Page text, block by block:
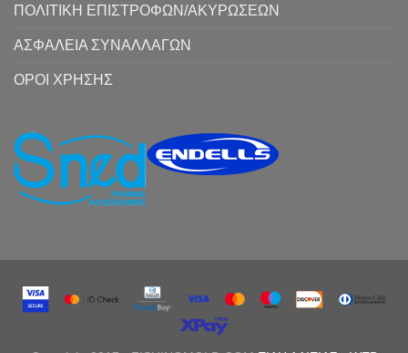
ΠΟΛΙΤΙΚΗ ΕΠΙΣΤΡΟΦΩΝ/ΑΚΥΡΩΣΕΩΝ
ΑΣΦΑΛΕΙΑ ΣΥΝΑΛΛΑΓΩΝ
ΟΡΟΙ ΧΡΗΣΗΣ